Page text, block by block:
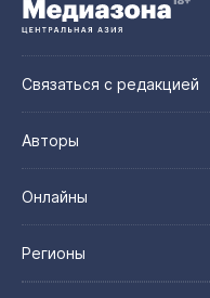
Связаться с редакцией
Авторы
Онлайны
Регионы